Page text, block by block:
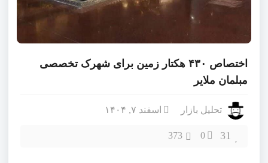
اختصاص ۴۳۰ هکتار زمین برای شهرک تخصصی
مبلمان ملایر
تحلیل بازار اسفند ۷, ۱۴۰۴
31
0
373